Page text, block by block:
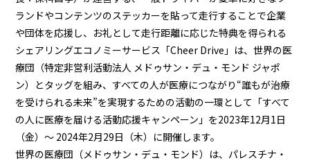
ランドやコンテンツのステッカーを貼って走行することで企業
や団体を応援し、お礼として走行距離に応じた特典を得られる
シェアリングエコノミーサービス「Cheer Drive」は、世界の医
療団（特定非営利活動法人 メドゥサン・デュ・モンド ジャポ
ン）とタッグを組み、すべての人が医療につながり“誰もが治療
を受けられる未来”を実現するための活動の一環として「すべて
の人に医療を届ける活動応援キャンペーン」を2023年12月1日
（金）～ 2024年2月29日（木）に開催します。
世界の医療団（メドゥサン・デュ・モンド）は、パレスチナ・